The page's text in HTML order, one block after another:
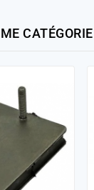
CATÉGORIE